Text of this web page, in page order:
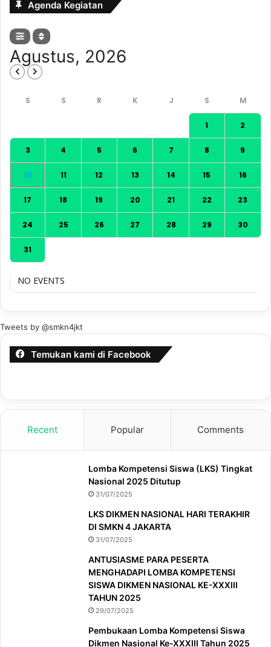
Agenda Kegiatan
Agustus, 2026
1 2
3 4 5 6 7 8 9
10 11 12 13 14 15 16
17 18 19 20 21 22 23
24 25 26 27 28 29 30
31
NO EVENTS
Tweets by @smkn4jkt
Temukan kami di Facebook
Recent Popular Comments
Lomba Kompetensi Siswa (LKS) Tingkat
Nasional 2025 Ditutup
31/07/2025
LKS DIKMEN NASIONAL HARI TERAKHIR
DI SMKN 4 JAKARTA
31/07/2025
ANTUSIASME PARA PESERTA
MENGHADAPI LOMBA KOMPETENSI
SISWA DIKMEN NASIONAL KE-XXXIII
TAHUN 2025
29/07/2025
Pembukaan Lomba Kompetensi Siswa
Dikmen Nasional Ke-XXXIII Tahun 2025